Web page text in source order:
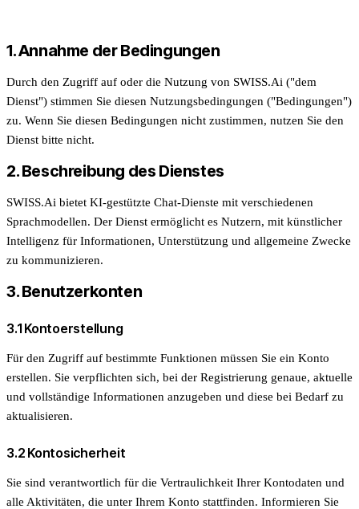
1. Annahme der Bedingungen
Durch den Zugriff auf oder die Nutzung von SWISS.Ai ("dem
Dienst") stimmen Sie diesen Nutzungsbedingungen ("Bedingungen")
zu. Wenn Sie diesen Bedingungen nicht zustimmen, nutzen Sie den
Dienst bitte nicht.
2. Beschreibung des Dienstes
SWISS.Ai bietet KI-gestützte Chat-Dienste mit verschiedenen
Sprachmodellen. Der Dienst ermöglicht es Nutzern, mit künstlicher
Intelligenz für Informationen, Unterstützung und allgemeine Zwecke
zu kommunizieren.
3. Benutzerkonten
3.1 Kontoerstellung
Für den Zugriff auf bestimmte Funktionen müssen Sie ein Konto
erstellen. Sie verpflichten sich, bei der Registrierung genaue, aktuelle
und vollständige Informationen anzugeben und diese bei Bedarf zu
aktualisieren.
3.2 Kontosicherheit
Sie sind verantwortlich für die Vertraulichkeit Ihrer Kontodaten und
alle Aktivitäten, die unter Ihrem Konto stattfinden. Informieren Sie